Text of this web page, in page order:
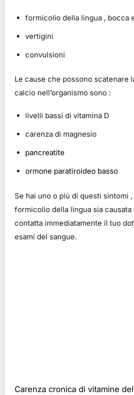
formicolio della lingua , bocca
vertigini
convulsioni
Le cause che possono scatenare
calcio nell’organismo sono :
livelli bassi di vitamina D
carenza di magnesio
pancreatite
ormone paratiroideo basso
Se hai uno o più di questi sintomi
formicolio della lingua sia causata
contatta immediatamente il tuo
esami del sangue.
Carenza cronica di vitamine